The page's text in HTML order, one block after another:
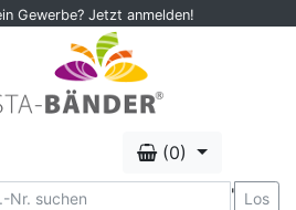
Gewerbe? Jetzt anmelden!
(0)
' Los